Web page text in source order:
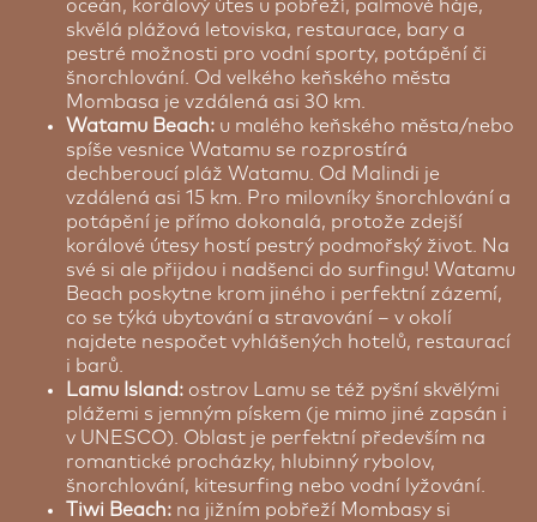
oceán, korálový útes u pobřeží, palmové háje,
skvělá plážová letoviska, restaurace, bary a
pestré možnosti pro vodní sporty, potápění či
šnorchlování. Od velkého keňského města
Mombasa je vzdálená asi 30 km.
Watamu Beach: u malého keňského města/nebo
spíše vesnice Watamu se rozprostírá
dechberoucí pláž Watamu. Od Malindi je
vzdálená asi 15 km. Pro milovníky šnorchlování a
potápění je přímo dokonalá, protože zdejší
korálové útesy hostí pestrý podmořský život. Na
své si ale přijdou i nadšenci do surfingu! Watamu
Beach poskytne krom jiného i perfektní zázemí,
co se týká ubytování a stravování – v okolí
najdete nespočet vyhlášených hotelů, restaurací
i barů.
Lamu Island: ostrov Lamu se též pyšní skvělými
plážemi s jemným pískem (je mimo jiné zapsán i
v UNESCO). Oblast je perfektní především na
romantické procházky, hlubinný rybolov,
šnorchlování, kitesurfing nebo vodní lyžování.
Tiwi Beach: na jižním pobřeží Mombasy si